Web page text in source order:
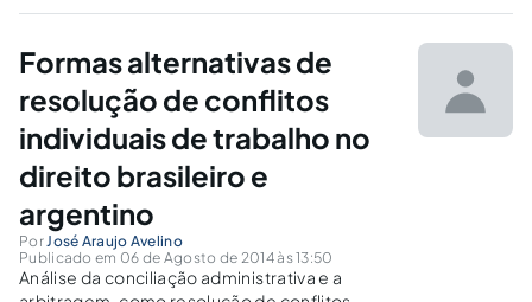
Formas alternativas de
resolução de conflitos
individuais de trabalho no
direito brasileiro e
argentino
PorJosé Araujo Avelino
Publicado em 06 de Agosto de 2014 às 13:50
Análise da conciliação administrativa e a